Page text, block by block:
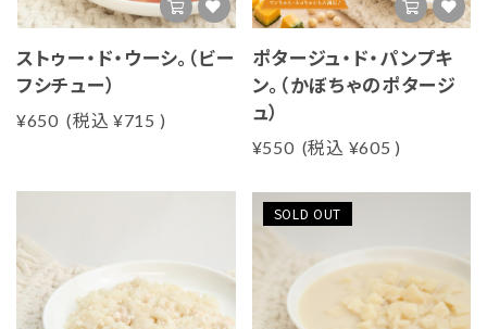
ストゥー・ド・ウーシ。（ビー
フシチュー）
¥650 (税込 ¥715 )
ポタージュ・ド・パンプキ
ン。（かぼちゃのポタージ
ュ）
¥550 (税込 ¥605 )
SOLD OUT